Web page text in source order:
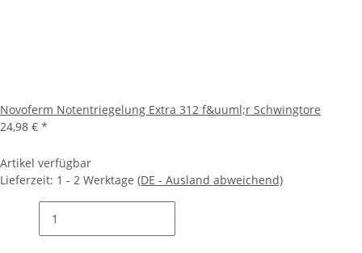
Novoferm Notentriegelung Extra 312 f&uuml;r Schwingtore
24,98 € *
Artikel verfügbar
Lieferzeit: 1 - 2 Werktage (DE - Ausland abweichend)